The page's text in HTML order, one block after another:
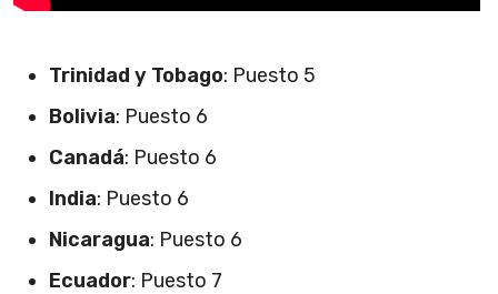
Trinidad y Tobago: Puesto 5
Bolivia: Puesto 6
Canadá: Puesto 6
India: Puesto 6
Nicaragua: Puesto 6
Ecuador: Puesto 7